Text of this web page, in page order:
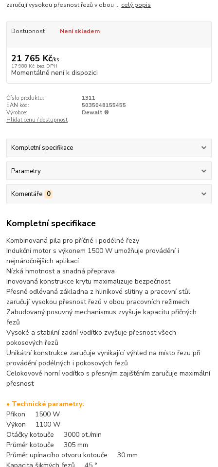
zaručují vysokou přesnost řezů v obou ... celý popis
Dostupnost Není skladem
21 765 Kč/ks
17 988 Kč bez DPH
Momentálně není k dispozici
Číslo produktu:
1311
EAN kód:
5035048155455
Výrobce:
Dewalt ®
Hlídat cenu / dostupnost
Kompletní specifikace
Parametry
Komentáře 0
Kompletní specifikace
Kombinovaná pila pro příčné i podélné řezy
Indukční motor s výkonem 1500 W umožňuje provádění i
nejnáročnějších aplikací
Nízká hmotnost a snadná přeprava
Inovovaná konstrukce krytu maximalizuje bezpečnost
Přesně odlévaná základna z hliníkové slitiny a pracovní stůl
zaručují vysokou přesnost řezů v obou pracovních režimech
Zabudovaný posuvný mechanismus zvyšuje kapacitu příčných
řezů
Vysoké a stabilní zadní vodítko zvyšuje přesnost všech
pokosových řezů
Unikátní konstrukce zaručuje vynikající výhled na místo řezu při
provádění podélných i pokosových řezů
Celokovové horní vodítko s přesným zajištěním zaručuje maximální
přesnost
• Technické parametry:
Příkon 1500 W
Výkon 1100 W
Otáčky kotouče 3000 ot./min
Průměr kotouče 305 mm
Průměr upínacího otvoru kotouče 30 mm